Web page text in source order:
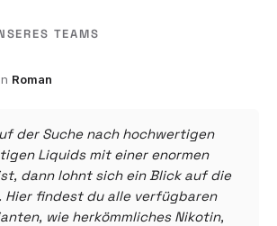
TEAMS
Roman
der Suche nach hochwertigen
Liquids mit einer enormen
dann lohnt sich ein Blick auf die
Hier findest du alle verfügbaren
wie herkömmliches Nikotin,